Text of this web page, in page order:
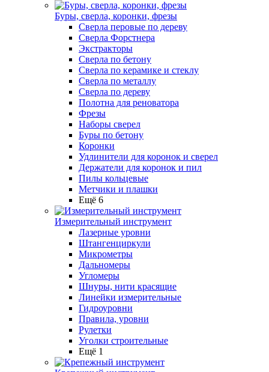
Буры, сверла, коронки, фрезы
Сверла перовые по дереву
Сверла Форстнера
Экстракторы
Сверла по бетону
Сверла по керамике и стеклу
Сверла по металлу
Сверла по дереву
Полотна для реноватора
Фрезы
Наборы сверел
Буры по бетону
Коронки
Удлинители для коронок и сверел
Держатели для коронок и пил
Пилы кольцевые
Метчики и плашки
Ещё 6
Измерительный инструмент
Лазерные уровни
Штангенциркули
Микрометры
Дальномеры
Угломеры
Шнуры, нити красящие
Линейки измерительные
Гидроуровни
Правила, уровни
Рулетки
Уголки строительные
Ещё 1